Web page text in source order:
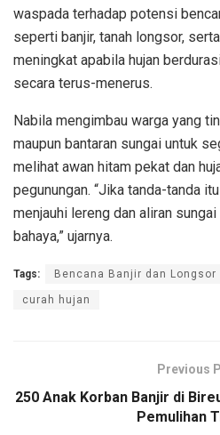
waspada terhadap potensi
seperti banjir, tanah longsor,
meningkat apabila hujan
secara terus-menerus.
Nabila mengimbau warga yang
maupun bantaran sungai untuk
melihat awan hitam pekat dan
pegunungan. “Jika tanda-tanda
menjauhi lereng dan aliran
bahaya,” ujarnya.
Tags: Bencana Banjir dan Longsor
curah hujan
Previous
250 Anak Korban Banjir di
Pemulihan